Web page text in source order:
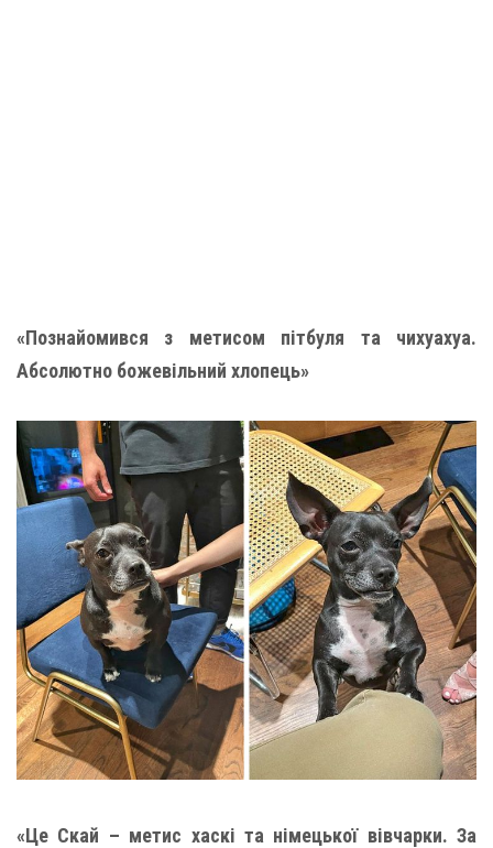
«Познайомився з метисом пітбуля та чихуахуа.
Абсолютно божевільний хлопець»
«Це Скай – метис хаскі та німецької вівчарки. За